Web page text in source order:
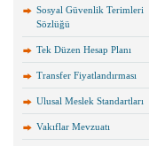
Sosyal Güvenlik Terimleri
Sözlüğü
Tek Düzen Hesap Planı
Transfer Fiyatlandırması
Ulusal Meslek Standartları
Vakıflar Mevzuatı